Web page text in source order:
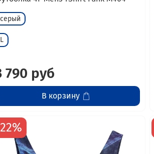
серый
L
790 руб
В корзину